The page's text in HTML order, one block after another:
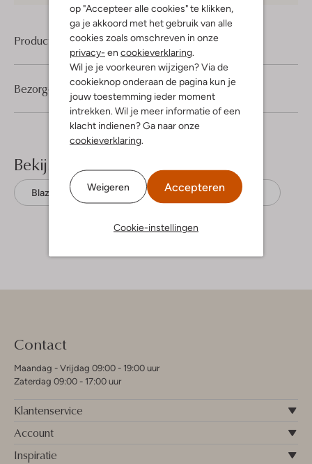
op "Accepteer alle cookies" te klikken,
ga je akkoord met het gebruik van alle
cookies zoals omschreven in onze
privacy- en cookieverklaring.
Wil je je voorkeuren wijzigen? Via de
cookieknop onderaan de pagina kun je
jouw toestemming ieder moment
intrekken. Wil je meer informatie of een
klacht indienen? Ga naar onze
cookieverklaring.
Weigeren Accepteren
Cookie-instellingen
Product informatie
Bezorgen & retourneren
Bekijk meer
Blazers Fabienne Chapot Polyester
Contact
Maandag - Vrijdag 09:00 - 19:00 uur
Zaterdag 09:00 - 17:00 uur
Klantenservice
Account
Inspiratie